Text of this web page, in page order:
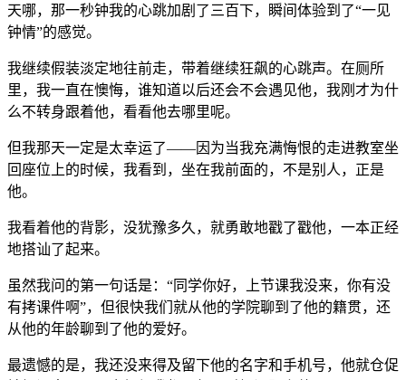
天哪，那一秒钟我的心跳加剧了三百下，瞬间体验到了“一见
钟情”的感觉。
我继续假装淡定地往前走，带着继续狂飙的心跳声。在厕所
里，我一直在懊悔，谁知道以后还会不会遇见他，我刚才为什
么不转身跟着他，看看他去哪里呢。
但我那天一定是太幸运了——因为当我充满悔恨的走进教室坐
回座位上的时候，我看到，坐在我前面的，不是别人，正是
他。
我看着他的背影，没犹豫多久，就勇敢地戳了戳他，一本正经
地搭讪了起来。
虽然我问的第一句话是：“同学你好，上节课我没来，你有没
有拷课件啊”，但很快我们就从他的学院聊到了他的籍贯，还
从他的年龄聊到了他的爱好。
最遗憾的是，我还没来得及留下他的名字和手机号，他就仓促